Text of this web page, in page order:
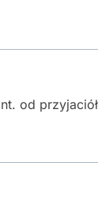
od